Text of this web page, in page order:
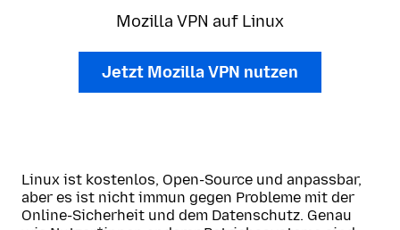
Mozilla VPN auf Linux
Jetzt Mozilla VPN nutzen
Linux ist kostenlos, Open-Source und anpassbar,
aber es ist nicht immun gegen Probleme mit der
Online-Sicherheit und dem Datenschutz. Genau